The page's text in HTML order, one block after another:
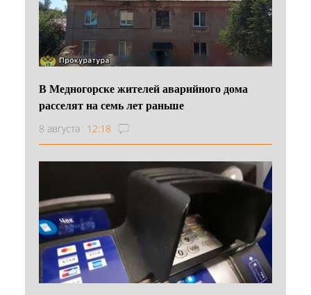
В Медногорске жителей аварийного дома
расселят на семь лет раньше
8 августа 12:18